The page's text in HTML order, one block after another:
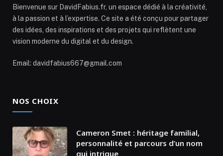
Bienvenue sur DavidFabius.fr, un espace dédié à la créativité,
à la passion et à l’expertise. Ce site a été conçu pour partager
des idées, des inspirations et des projets qui reflètent une
vision moderne du digital et du design.
Email: davidfabius667@gmail.com
NOS CHOIX
Cameron Smet : héritage familial,
personnalité et parcours d’un nom
qui intrigue